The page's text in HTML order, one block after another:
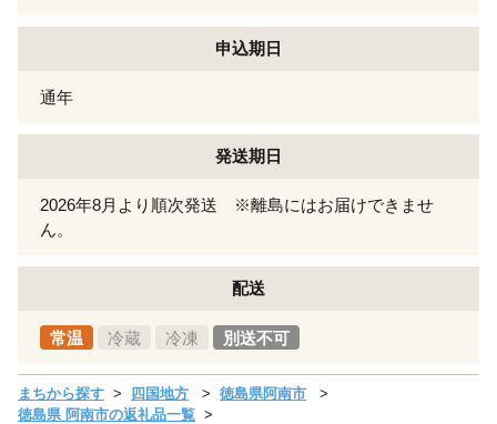
申込期日
通年
発送期日
2026年8月より順次発送 ※離島にはお届けできませ
ん。
配送
常温 冷蔵 冷凍 別送不可
まちから探す 四国地方
徳島県阿南市
徳島県 阿南市の返礼品一覧